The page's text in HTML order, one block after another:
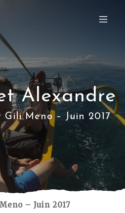
Alexandre
Meno – Juin 2017
– Juin 2017